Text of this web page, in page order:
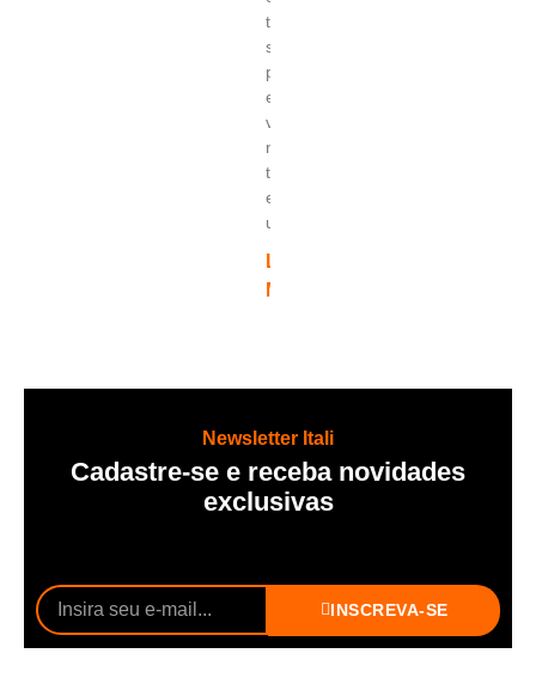
testes
simples
para
evitar
vazamento
no
transporte
e
uso.
LEIA
MAIS
Newsletter Itali
Cadastre-se e receba novidades
exclusivas
INSCREVA-SE